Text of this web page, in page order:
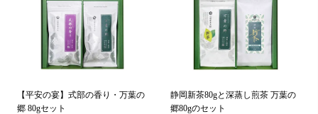
【平安の宴】式部の香り・万葉の
郷 80gセット
静岡新茶80gと深蒸し煎茶 万葉の
郷80gのセット